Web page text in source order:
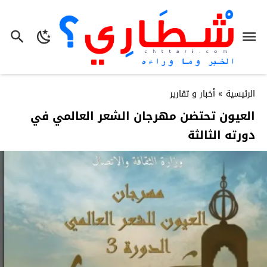
الرئيسية » أخبار و تقارير
العيون تحتضن مهرجان الشعر العالمي في
دورته الثالثة